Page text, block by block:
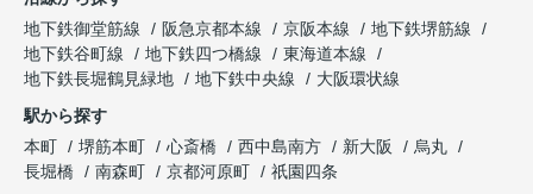
地下鉄御堂筋線
阪急京都本線 京阪本線
地下鉄堺筋線
地下鉄谷町線
地下鉄四つ橋線
東海道本線
地下鉄長堀鶴見緑地
地下鉄中央線
大阪環状線
駅から探す
本町
堺筋本町 心斎橋 西中島南方 新大阪
烏丸
長堀橋
南森町 京都河原町 祇園四条